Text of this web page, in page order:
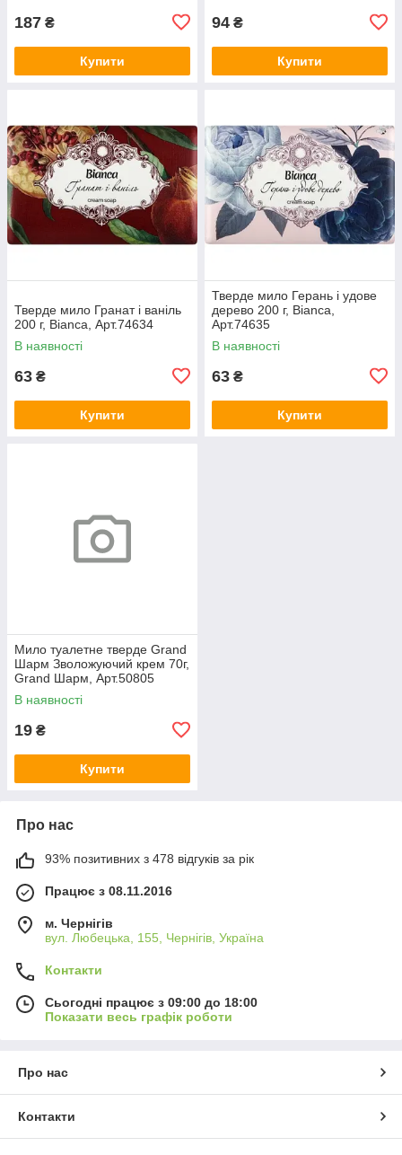
187 ₴
Купити
94 ₴
Купити
Тверде мило Гранат і ваніль
200 г, Bianca, Арт.74634
В наявності
63 ₴
Купити
Тверде мило Герань і удове
дерево 200 г, Bianca,
Арт.74635
В наявності
63 ₴
Купити
Мило туалетне тверде Grand
Шарм Зволожуючий крем 70г,
Grand Шарм, Арт.50805
В наявності
19 ₴
Купити
Про нас
93% позитивних з 478 відгуків за рік
Працює з 08.11.2016
м. Чернігів
вул. Любецька, 155, Чернігів, Україна
Контакти
Сьогодні працює з 09:00 до 18:00
Показати весь графік роботи
Про нас
Контакти